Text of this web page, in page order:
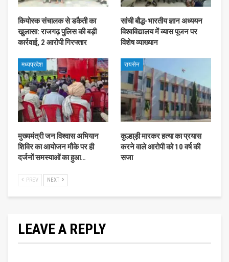
कियोस्क संचालक से डकैती का
खुलासा: राजगढ़ पुलिस की बड़ी
कार्रवाई, 2 आरोपी गिरफ्तार
सांची बौद्ध-भारतीय ज्ञान अध्ययन
विश्वविद्यालय में व्यास पूजन पर
विशेष व्याख्यान
मध्यप्रदेश
मुख्यमंत्री जन विश्वास अभियान
शिविर का आयोजन मौके पर ही
दर्जनों समस्याओं का हुआ…
रायसेन
कुल्हा्ड़ी मारकर हत्या का प्रयास
करने वाले आरोपी को 10 वर्ष की
सजा
PREV NEXT
LEAVE A REPLY